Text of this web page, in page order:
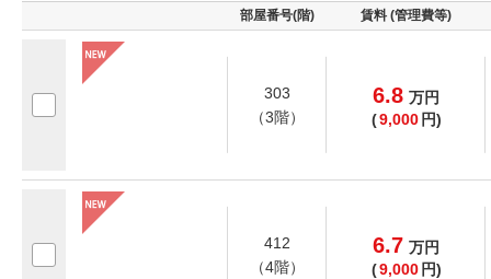
部屋番号(階) 賃料 (管理費等)
303
（3階）
6.8 万円
(9,000 円)
412
（4階）
6.7 万円
(9,000 円)